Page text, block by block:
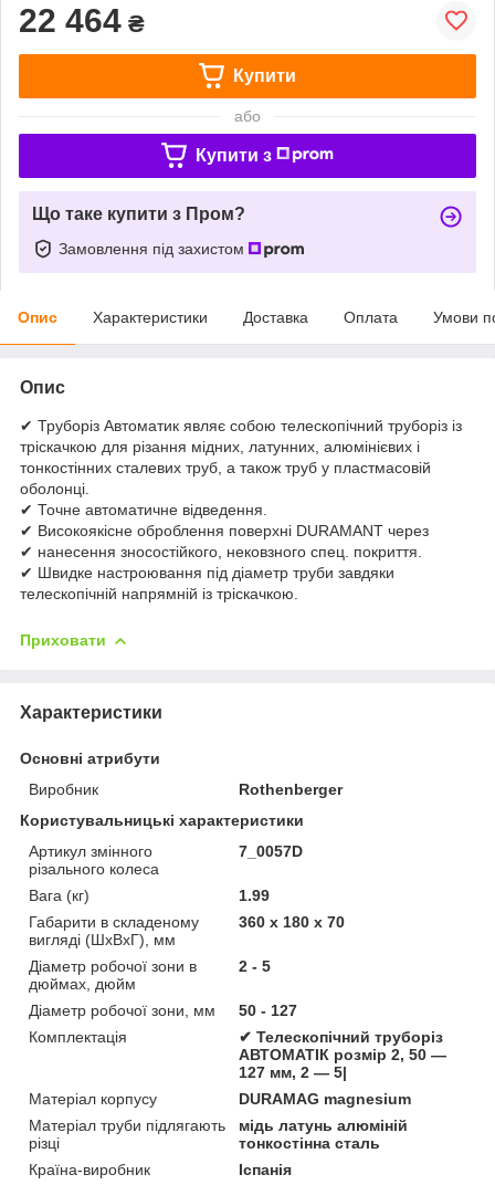
22 464 ₴
Купити
або
Купити з
Що таке купити з Пром?
Замовлення під захистом
Опис Характеристики Доставка Оплата Умови
Опис
✔ Труборіз Автоматик являє собою телескопічний труборіз із
тріскачкою для різання мідних, латунних, алюмінієвих і
тонкостінних сталевих труб, а також труб у пластмасовій
оболонці.
✔ Точне автоматичне відведення.
✔ Високоякісне оброблення поверхні DURAMANT через
✔ нанесення зносостійкого, нековзного спец. покриття.
✔ Швидке настроювання під діаметр труби завдяки
телескопічній напрямній із тріскачкою.
Приховати
Характеристики
Основні атрибути
Виробник
Rothenberger
Користувальницькі характеристики
Артикул змінного
різального колеса
7_0057D
Вага (кг)
1.99
Габарити в складеному
вигляді (ШхВхГ), мм
360 х 180 х 70
Діаметр робочої зони в
дюймах, дюйм
2 - 5
Діаметр робочої зони, мм
50 - 127
Комплектація
✔ Телескопічний труборіз
АВТОМАТІК розмір 2, 50 —
127 мм, 2 — 5|
Матеріал корпусу
DURAMAG magnesium
Матеріал труби підлягають
різці
мідь латунь алюміній
тонкостінна сталь
Країна-виробник
Іспанія